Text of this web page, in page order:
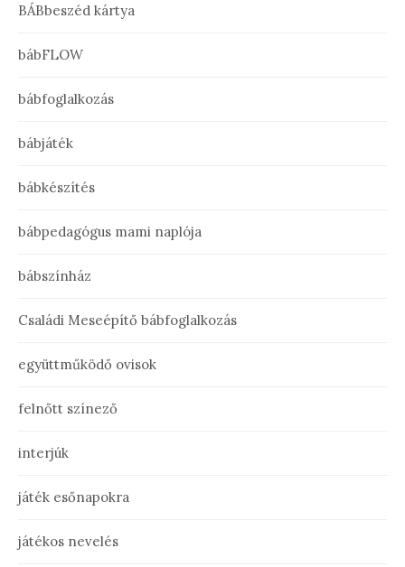
BÁBbeszéd kártya
bábFLOW
bábfoglalkozás
bábjáték
bábkészítés
bábpedagógus mami naplója
bábszínház
Családi Meseépítő bábfoglalkozás
együttműködő ovisok
felnőtt színező
interjúk
játék esőnapokra
játékos nevelés